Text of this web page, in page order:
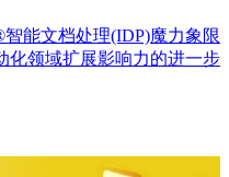
能文档处理(IDP)魔力象限
化领域扩展影响力的进一步